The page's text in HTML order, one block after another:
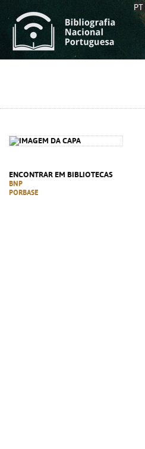
PT
ENCONTRAR EM BIBLIOTECAS
BNP
PORBASE